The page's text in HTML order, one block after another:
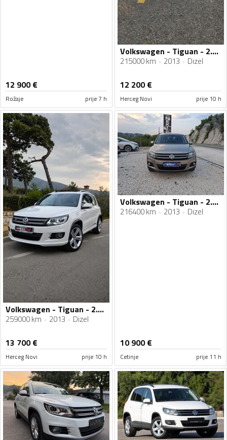
12 900€
Rožaje prije 7 h
Volkswagen - Tiguan - 2.0tdi 4 motion R line
215000 km 2013 Dizel
12 200€
Herceg Novi prije 10 h
Volkswagen - Tiguan - 2.0 R-line
259000 km 2013 Dizel
13 700€
Herceg Novi prije 10 h
Volkswagen - Tiguan - 2.0 TDI
216400 km 2013 Dizel
10 900€
Cetinje prije 11 h